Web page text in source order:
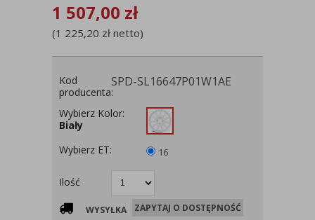
1 507,00 zł
(1 225,20 zł netto)
Kod
producenta:
SPD-SL16647P01W1AE
Wybierz Kolor:
Biały
Wybierz ET:
16
Ilość
WYSYŁKA ZAPYTAJ O DOSTĘPNOŚĆ